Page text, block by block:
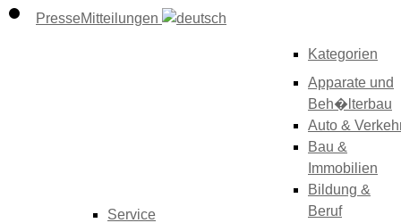
PresseMitteilungen
Service
Kategorien
Apparate und
Beh�lterbau
Auto &
Bau &
Immobilien
Bildung &
Beruf